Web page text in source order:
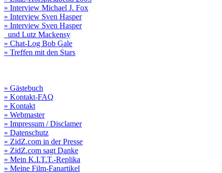
» Interview Michael J. Fox
» Interview Sven Hasper
» Interview Sven Hasper
und Lutz Mackensy
» Chat-Log Bob Gale
» Treffen mit den Stars
» Gästebuch
» Kontakt-FAQ
» Kontakt
» Webmaster
» Impressum / Disclamer
» Datenschutz
» ZidZ.com in der Presse
» ZidZ.com sagt Danke
» Mein K.I.T.T.-Replika
» Meine Film-Fanartikel